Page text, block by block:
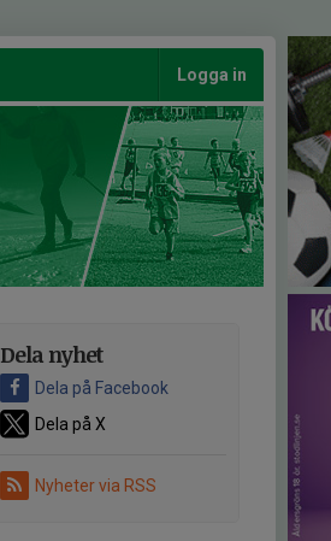
Logga in
Dela nyhet
Dela på Facebook
Dela på X
Nyheter via RSS